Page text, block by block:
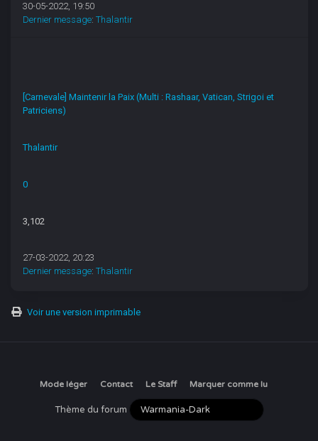
30-05-2022, 19:50
Dernier message:Thalantir
[Carnevale] Maintenir la Paix (Multi : Rashaar, Vatican, Strigoi et
Patriciens)
Thalantir
0
3,102
27-03-2022, 20:23
Dernier message:Thalantir
Voir une version imprimable
Mode léger Contact Le Staff Marquer comme lu
Thème du forum